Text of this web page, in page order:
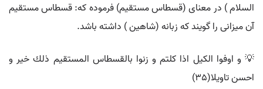
السلام ) در معناى (قسطاس مستقيم) فرموده كه: قسطاس مستقيم
آن ميزانى را گويند كه زبانه (شاهين ) داشته باشد.
💡 و اوفوا الكيل اذا كلتم و زنوا بالقسطاس المستقيم ذلك خير و
احسن تاويلا(35)